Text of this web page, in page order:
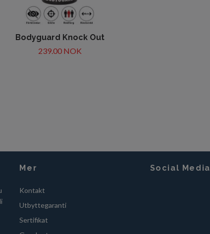
Bodyguard Knock Out
239.00 NOK
Mer
Kontakt
Utbyttegaranti
Sertifikat
Social Media